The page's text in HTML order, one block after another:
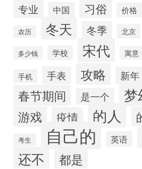
专业 中国 习俗 价格
农历 冬天 冬季 北京
多少钱 学校 宋代 寓意
手机 手表 攻略 新年
春节期间 是一个 梦
游戏 疫情 的人
考生 自己的 英语
还不 都是